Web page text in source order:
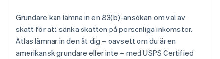
Grundare kan lämna in en 83(b)-ansökan om val av
skatt för att sänka skatten på personliga inkomster.
Atlas lämnar in den åt dig – oavsett om du är en
amerikansk grundare eller inte – med USPS Certified